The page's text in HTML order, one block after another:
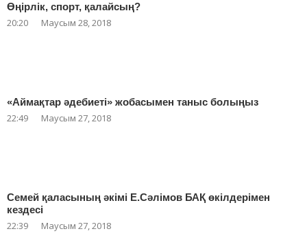
Өңірлік, спорт, қалайсың?
20:20 Маусым 28, 2018
«Аймақтар әдебиеті» жобасымен таныс болыңыз
22:49 Маусым 27, 2018
Семей қаласының әкімі Е.Сәлімов БАҚ өкілдерімен
кездесі
22:39 Маусым 27, 2018